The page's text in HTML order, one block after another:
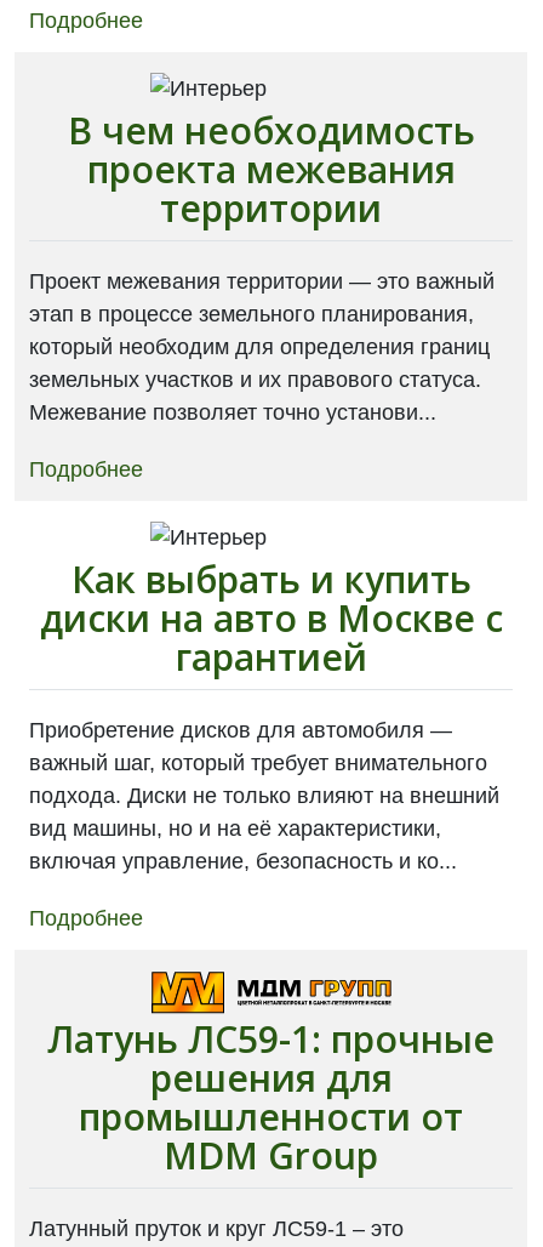
Подробнее
В чем необходимость
проекта межевания
территории
Проект межевания территории — это важный
этап в процессе земельного планирования,
который необходим для определения границ
земельных участков и их правового статуса.
Межевание позволяет точно установи...
Подробнее
Как выбрать и купить
диски на авто в Москве с
гарантией
Приобретение дисков для автомобиля —
важный шаг, который требует внимательного
подхода. Диски не только влияют на внешний
вид машины, но и на её характеристики,
включая управление, безопасность и ко...
Подробнее
Латунь ЛС59-1: прочные
решения для
промышленности от
MDM Group
Латунный пруток и круг ЛС59-1 – это